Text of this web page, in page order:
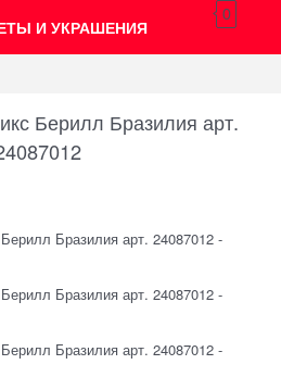
И УКРАШЕНИЯ
0
Берилл Бразилия арт.